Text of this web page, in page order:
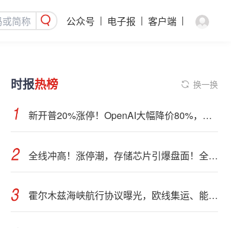
公众号 电子报 客户端
时报热榜 换一换
新开普20%涨停！OpenAI大幅降价80%，四大利好齐聚：AI应用集体爆发
全线冲高！涨停潮，存储芯片引爆盘面！全球AI算力部署提速
霍尔木兹海峡航行协议曝光，欧线集运、能化品种期货大跌